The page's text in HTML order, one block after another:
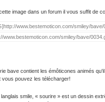
image dans un forum il vous suffit de
bave contient les émôticones animés
vous pouvez les télécharger!
smile, « sourire » est un dessin